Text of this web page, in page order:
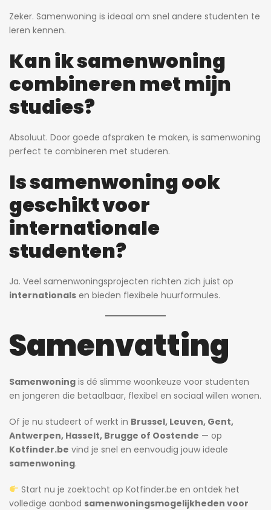
Zeker. Samenwoning is ideaal om snel andere studenten te
leren kennen.
Kan ik samenwoning
combineren met mijn
studies?
Absoluut. Door goede afspraken te maken, is samenwoning
perfect te combineren met studeren.
Is samenwoning ook
geschikt voor
internationale
studenten?
Ja. Veel samenwoningsprojecten richten zich juist op
internationals en bieden flexibele huurformules.
Samenvatting
Samenwoning is dé slimme woonkeuze voor studenten
en jongeren die betaalbaar, flexibel en sociaal willen wonen.
Of je nu studeert of werkt in Brussel, Leuven, Gent,
Antwerpen, Hasselt, Brugge of Oostende — op
Kotfinder.be vind je snel en eenvoudig jouw ideale
samenwoning.
Start nu je zoektocht op Kotfinder.be en ontdek het
volledige aanbod samenwoningsmogelijkheden voor